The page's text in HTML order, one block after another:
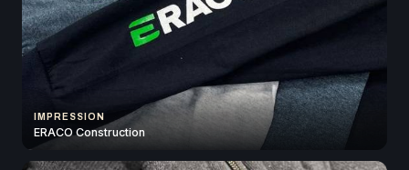
IMPRESSION
ERACO Construction